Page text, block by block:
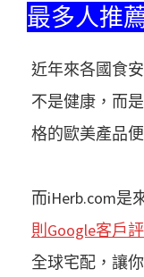
最多人推
近年來各國食
不是健康，而
格的歐美產品
而iHerb.com是
則Google客戶
全球宅配，讓